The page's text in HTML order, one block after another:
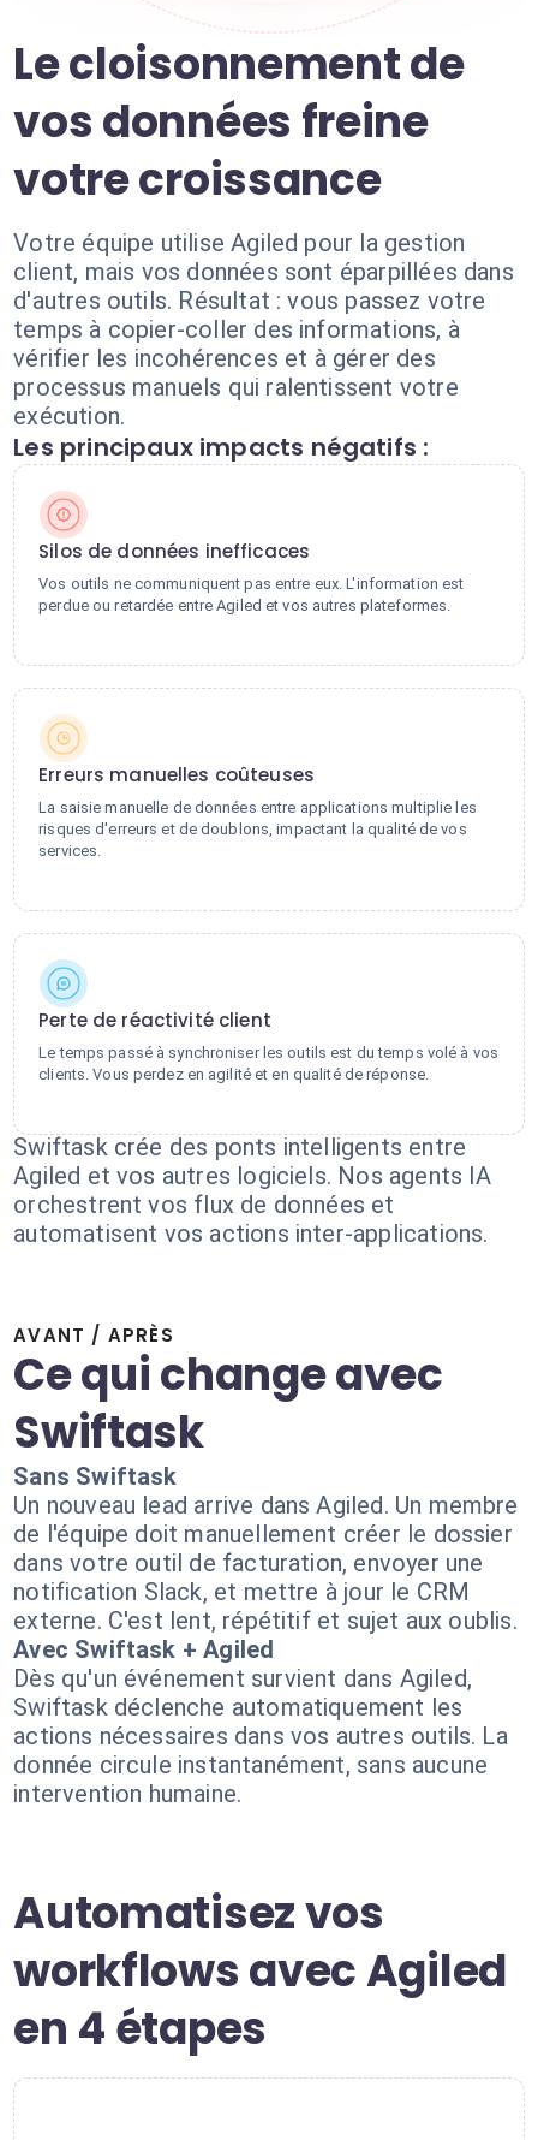
Le cloisonnement de
vos données freine
votre croissance
Votre équipe utilise Agiled pour la gestion
client, mais vos données sont éparpillées dans
d'autres outils. Résultat : vous passez votre
temps à copier-coller des informations, à
vérifier les incohérences et à gérer des
processus manuels qui ralentissent votre
exécution.
Les principaux impacts négatifs :
Silos de données inefficaces
Vos outils ne communiquent pas entre eux. L'information est
perdue ou retardée entre Agiled et vos autres plateformes.
Erreurs manuelles coûteuses
La saisie manuelle de données entre applications multiplie les
risques d'erreurs et de doublons, impactant la qualité de vos
services.
Perte de réactivité client
Le temps passé à synchroniser les outils est du temps volé à vos
clients. Vous perdez en agilité et en qualité de réponse.
Swiftask crée des ponts intelligents entre
Agiled et vos autres logiciels. Nos agents IA
orchestrent vos flux de données et
automatisent vos actions inter-applications.
AVANT / APRÈS
Ce qui change avec
Swiftask
Sans Swiftask
Un nouveau lead arrive dans Agiled. Un membre
de l'équipe doit manuellement créer le dossier
dans votre outil de facturation, envoyer une
notification Slack, et mettre à jour le CRM
externe. C'est lent, répétitif et sujet aux oublis.
Avec Swiftask + Agiled
Dès qu'un événement survient dans Agiled,
Swiftask déclenche automatiquement les
actions nécessaires dans vos autres outils. La
donnée circule instantanément, sans aucune
intervention humaine.
Automatisez vos
workflows avec Agiled
en 4 étapes